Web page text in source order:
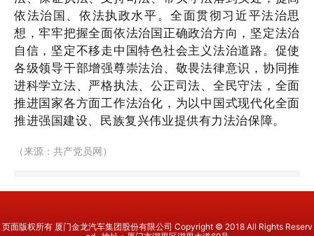
依法治国、依法执政水平。全面贯彻习近平法治思
想，牢牢把握全面依法治国正确政治方向，坚定法治
自信，坚定不移走中国特色社会主义法治道路。促使
各级领导干部增强尊崇法治、敬畏法律意识，协同推
进科学立法、严格执法、公正司法、全民守法，全面
推进国家各方面工作法治化，为以中国式现代化全面
推进强国建设、民族复兴伟业提供有力法治保障。
（来源：共产党员网）
页面版权所有 厦门金龙汽车集团股份有限公司 Copyright © 2018 All Rights Reserv